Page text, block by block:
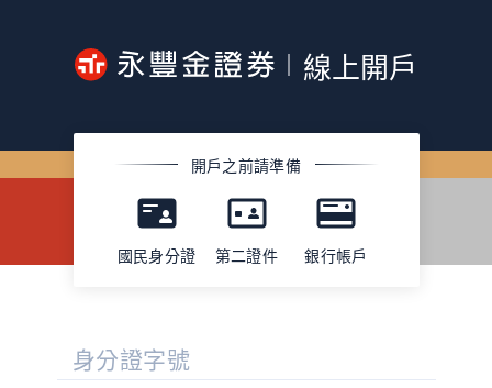
線上開戶
開戶之前請準備
國民身分證 第二證件 銀行帳戶
身分證字號